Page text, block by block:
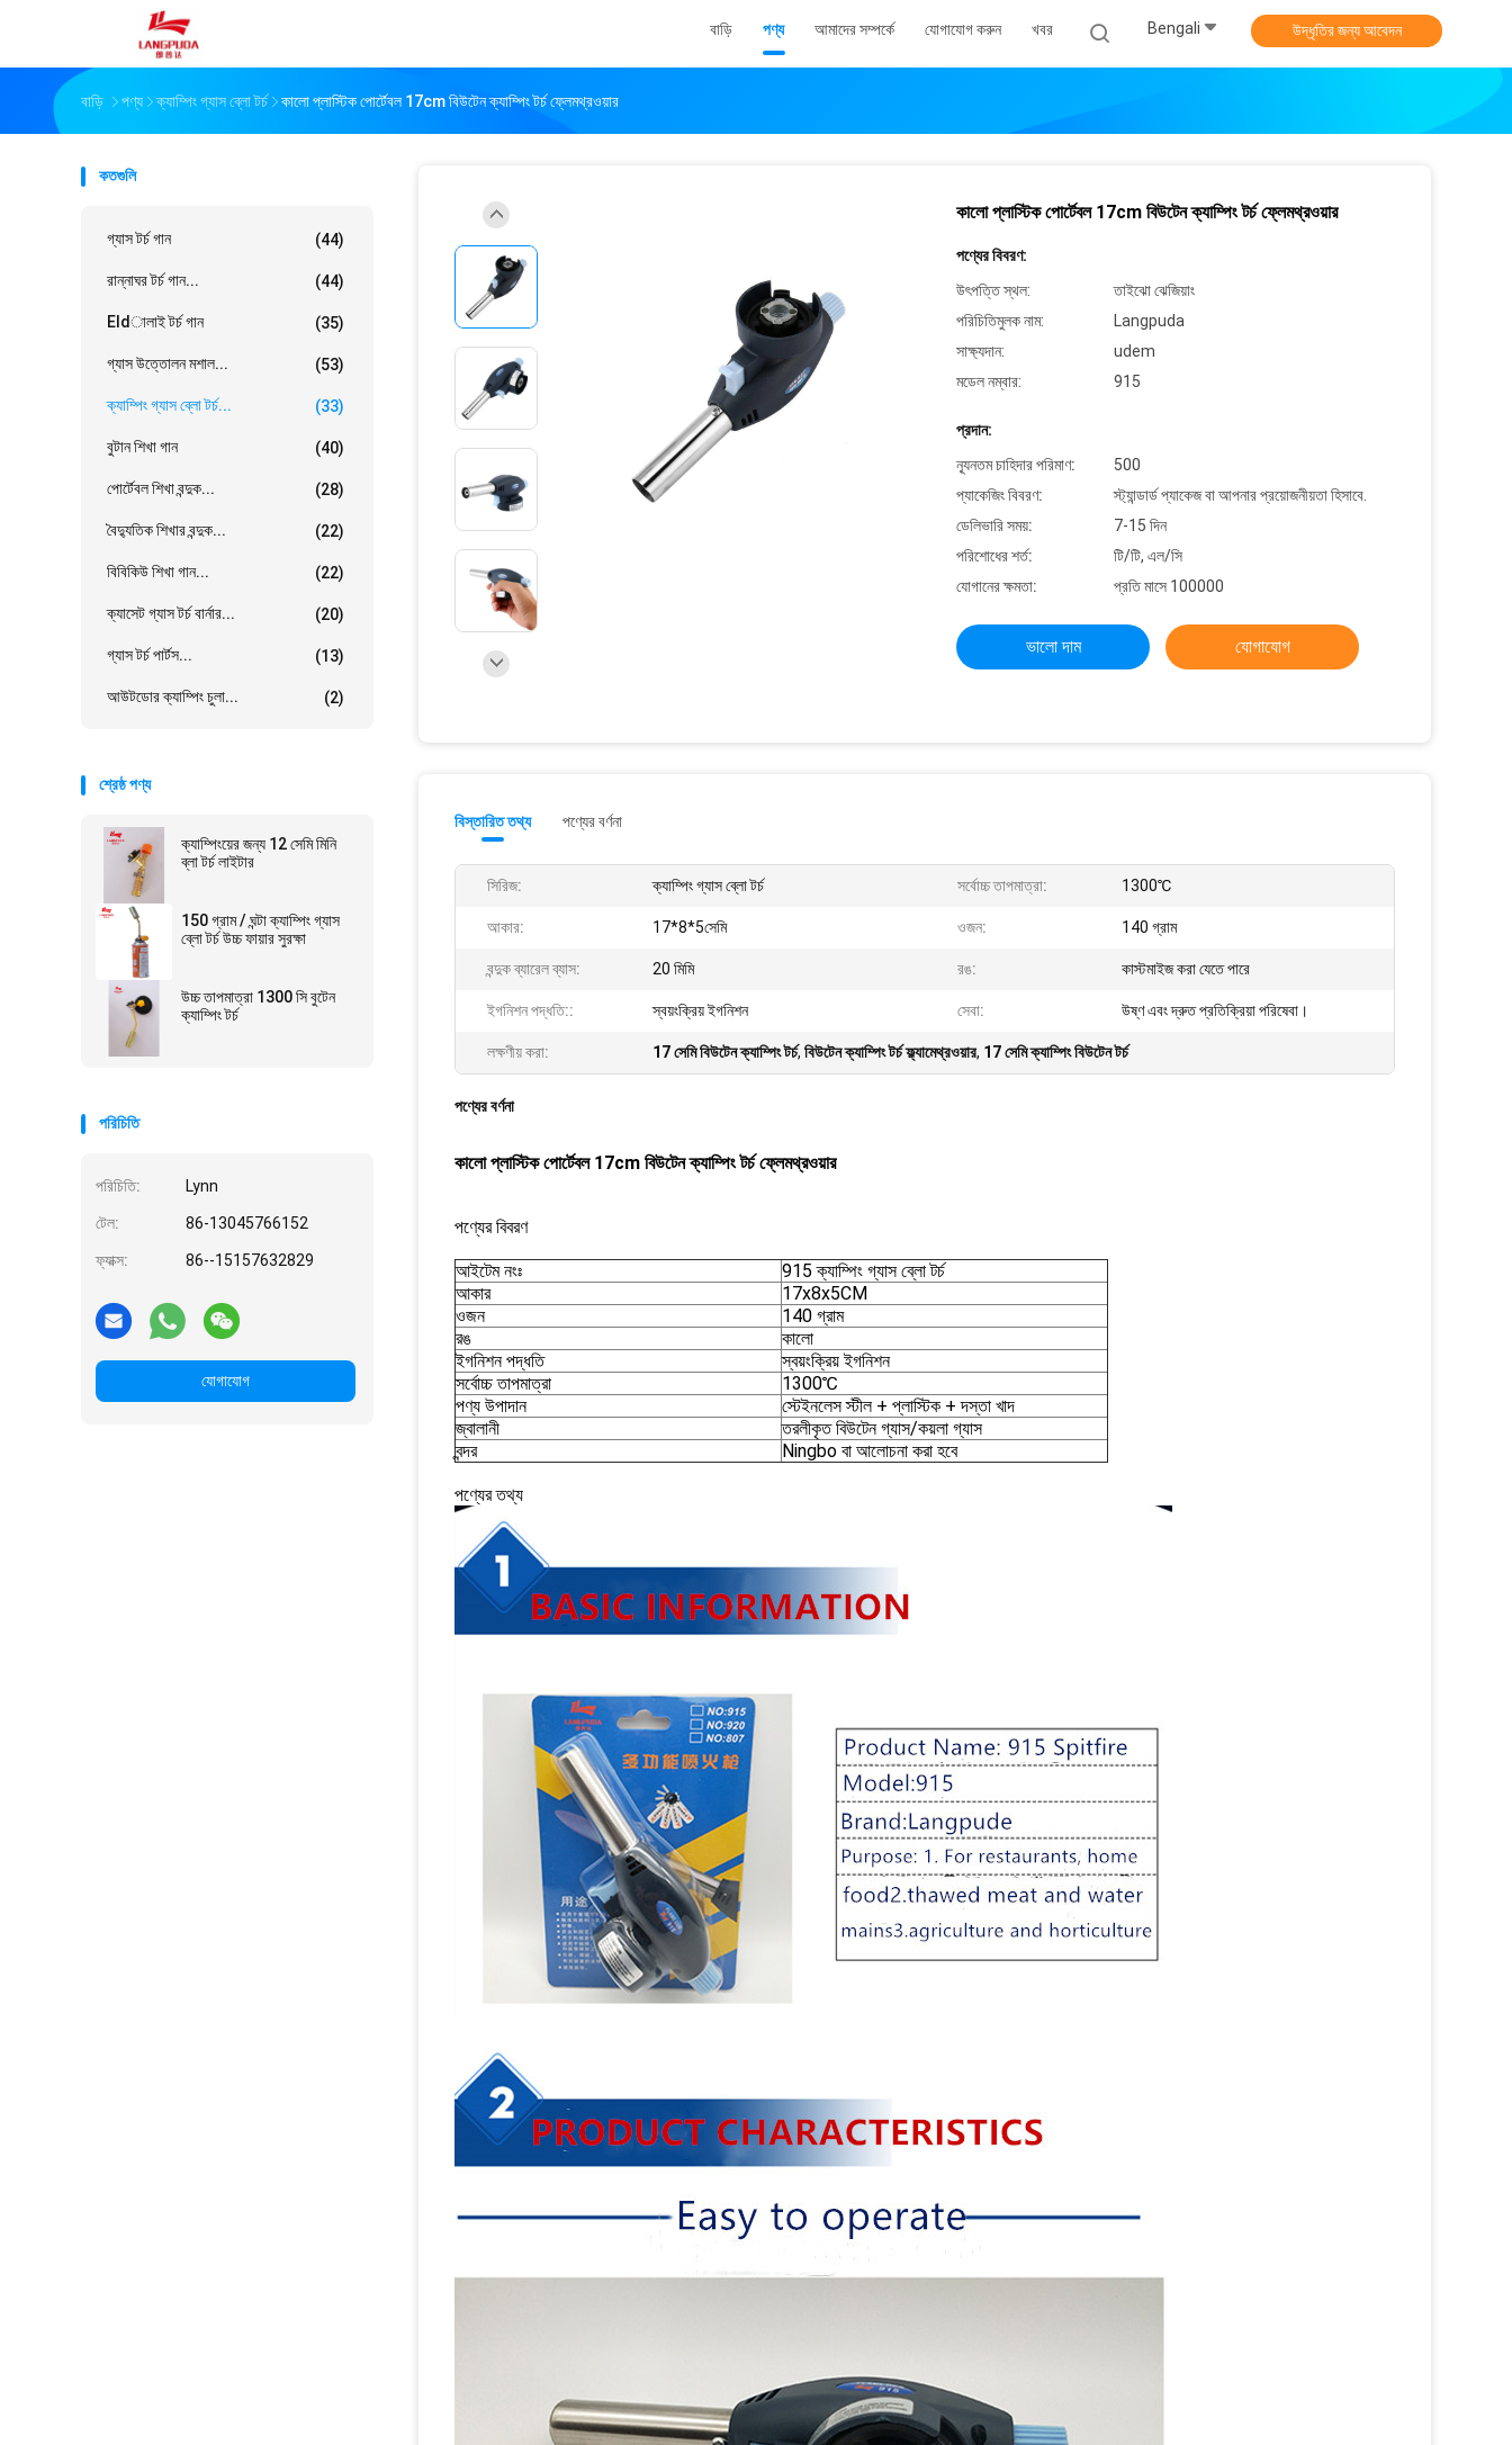
বাড়ি পণ্য আমাদের সম্পর্কে যোগাযোগ করুন খবর Bengali উদ্ধৃতির জন্য আবেদন
বাড়ি পণ্য ক্যাম্পিং গ্যাস ব্লো টর্চ কালো প্লাস্টিক পোর্টেবল 17cm বিউটেন ক্যাম্পিং টর্চ ফ্লেমথ্রওয়ার
কতগুলি
গ্যাস টর্চ গান (44)
রান্নাঘর টর্চ গান... (44)
Eldালাই টর্চ গান (35)
গ্যাস উত্তোলন মশাল... (53)
ক্যাম্পিং গ্যাস ব্লো টর্চ... (33)
বুটান শিখা গান (40)
পোর্টেবল শিখা বন্দুক... (28)
বৈদ্যুতিক শিখার বন্দুক... (22)
বিবিকিউ শিখা গান... (22)
ক্যাসেট গ্যাস টর্চ বার্নার... (20)
গ্যাস টর্চ পার্টস... (13)
আউটডোর ক্যাম্পিং চুলা... (2)
শ্রেষ্ঠ পণ্য
ক্যাম্পিংয়ের জন্য 12 সেমি মিনি
ব্লা টর্চ লাইটার
150 গ্রাম / ঘন্টা ক্যাম্পিং গ্যাস
ব্লো টর্চ উচ্চ ফায়ার সুরক্ষা
উচ্চ তাপমাত্রা 1300 সি বুটেন
ক্যাম্পিং টর্চ
পরিচিতি
পরিচিতি: Lynn
টেল: 86-13045766152
ফ্যাক্স: 86--15157632829
যোগাযোগ
কালো প্লাস্টিক পোর্টেবল 17cm বিউটেন ক্যাম্পিং টর্চ ফ্লেমথ্রওয়ার
পণ্যের বিবরণ:
উৎপত্তি স্থল:
তাইঝো ঝেজিয়াং
পরিচিতিমুলক নাম:
Langpuda
সাক্ষ্যদান:
udem
মডেল নম্বার:
915
প্রদান:
ন্যূনতম চাহিদার পরিমাণ:
500
প্যাকেজিং বিবরণ:
স্ট্যান্ডার্ড প্যাকেজ বা আপনার প্রয়োজনীয়তা হিসাবে.
ডেলিভারি সময়:
7-15 দিন
পরিশোধের শর্ত:
টি/টি, এল/সি
যোগানের ক্ষমতা:
প্রতি মাসে 100000
ভালো দাম যোগাযোগ
বিস্তারিত তথ্য পণ্যের বর্ণনা
সিরিজ: ক্যাম্পিং গ্যাস ব্লো টর্চ সর্বোচ্চ তাপমাত্রা: 1300℃
আকার: 17*8*5সেমি ওজন: 140 গ্রাম
বন্দুক ব্যারেল ব্যাস: 20 মিমি রঙ: কাস্টমাইজ করা যেতে পারে
ইগনিশন পদ্ধতি:: স্বয়ংক্রিয় ইগনিশন সেবা: উষ্ণ এবং দ্রুত প্রতিক্রিয়া পরিষেবা।
লক্ষণীয় করা: 17 সেমি বিউটেন ক্যাম্পিং টর্চ, বিউটেন ক্যাম্পিং টর্চ ফ্ল্যামেথ্রওয়ার, 17 সেমি ক্যাম্পিং বিউটেন টর্চ
পণ্যের বর্ণনা
কালো প্লাস্টিক পোর্টেবল 17cm বিউটেন ক্যাম্পিং টর্চ ফ্লেমথ্রওয়ার
পণ্যের বিবরণ
আইটেম নংঃ
915 ক্যাম্পিং গ্যাস ব্লো টর্চ
আকার
17x8x5CM
ওজন
140 গ্রাম
রঙ
কালো
ইগনিশন পদ্ধতি
স্বয়ংক্রিয় ইগনিশন
সর্বোচ্চ তাপমাত্রা
1300℃
পণ্য উপাদান
স্টেইনলেস স্টীল + প্লাস্টিক + দস্তা খাদ
জ্বালানী
তরলীকৃত বিউটেন গ্যাস/কয়লা গ্যাস
বন্দর
Ningbo বা আলোচনা করা হবে
পণ্যের তথ্য